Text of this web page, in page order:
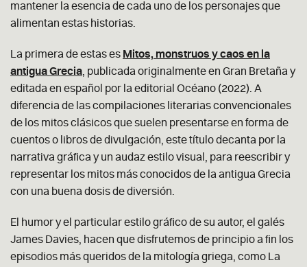
mantener la esencia de cada uno de los personajes que
alimentan estas historias.
La primera de estas es Mitos, monstruos y caos en la
antigua Grecia , publicada originalmente en Gran Bretaña y
editada en español por la editorial Océano (2022). A
diferencia de las compilaciones literarias convencionales
de los mitos clásicos que suelen presentarse en forma de
cuentos o libros de divulgación, este título decanta por la
narrativa gráfica y un audaz estilo visual, para reescribir y
representar los mitos más conocidos de la antigua Grecia
con una buena dosis de diversión.
El humor y el particular estilo gráfico de su autor, el galés
James Davies, hacen que disfrutemos de principio a fin los
episodios más queridos de la mitología griega, como La